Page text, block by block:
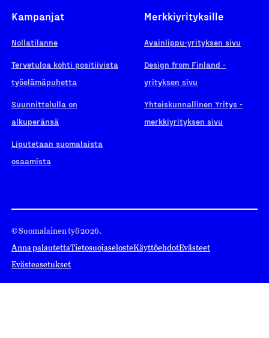
Kampanjat
Nollatilanne
Tervetuloa kohti positiivista
työelämäpuhetta
Suunnittelulla on
alkuperänsä
Liputetaan suomalaista
osaamista
Merkkiyrityksille
Avainlippu-yrityksen sivu
Design from Finland -
yrityksen sivu
Yhteiskunnallinen Yritys -
merkkiyrityksen sivu
© Suomalainen työ 2026.
Anna palautettaTietosuojaselosteKäyttöehdotEvästeet
Evästeasetukset